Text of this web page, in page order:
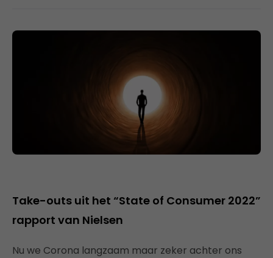
Take-outs uit het “State of Consumer 2022”
rapport van Nielsen
Nu we Corona langzaam maar zeker achter ons